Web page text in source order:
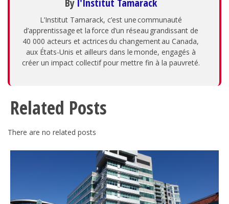
By l'Institut Tamarack
L’Institut Tamarack, c’est une communauté
d’apprentissage et la force d’un réseau grandissant de
40 000 acteurs et actrices du changement au Canada,
aux États-Unis et ailleurs dans le monde, engagés à
créer un impact collectif pour mettre fin à la pauvreté.
Related Posts
There are no related posts